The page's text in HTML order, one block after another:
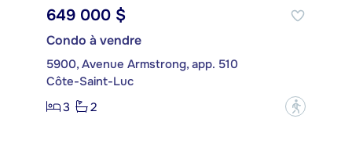
649 000 $
Condo à vendre
5900, Avenue Armstrong, app. 510
Côte-Saint-Luc
3
2 ?